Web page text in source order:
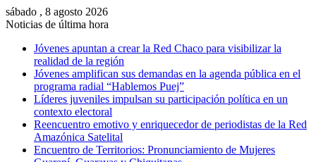
sábado , 8 agosto 2026
Noticias de última hora
Jóvenes apuntan a crear la Red Chaco para visibilizar la
realidad de la región
Jóvenes amplifican sus demandas en la agenda pública en el
programa radial “Hablemos Puej”
Líderes juveniles impulsan su participación política en un
contexto electoral
Reencuentro emotivo y enriquecedor de periodistas de la Red
Amazónica Satelital
Encuentro de Territorios: Pronunciamiento de Mujeres